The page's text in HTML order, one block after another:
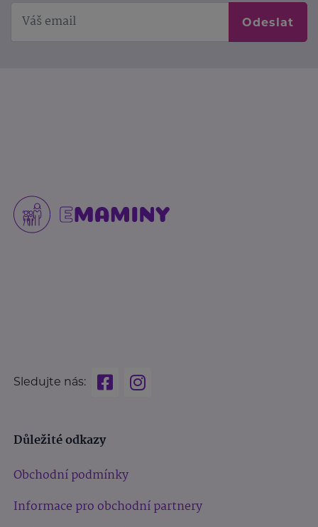
Odeslat
Sledujte nás:
Důležité odkazy
Obchodní podmínky
Informace pro obchodní partnery